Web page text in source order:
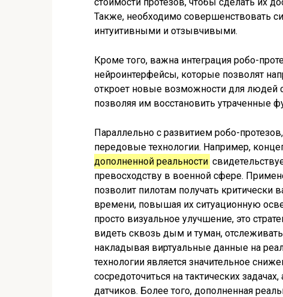
Также, необходимо совершенствовать
интуитивными и отзывчивыми.
Кроме того, важна интеграция робо-
нейроинтерфейсы, которые позволят
откроет новые возможности для
позволяя им восстановить утраченные
Параллельно с развитием робо-
передовые технологии. Например,
дополненной реальности
превосходству в военной сфере.
позволит пилотам получать
времени, повышая их ситуационную
просто визуальное улучшение, это
видеть сквозь дым и туман,
накладывая виртуальные данные на
технологии является значительное
сосредоточиться на тактических
датчиков. Более того, дополненная